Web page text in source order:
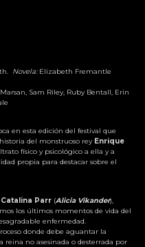
Novela:Elizabeth Fremantle
Sam Riley, Ruby Bentall, Erin
en esta edición del festival que
del monstruoso reyEnrique
físico y psicológico a ella y a
propia para destacar sobre el
Catalina Parr (Alicia Vikander),
los últimos momentos de vida del
enfermedad.
donde debe aguantar la
reina no asesinada o desterrada por